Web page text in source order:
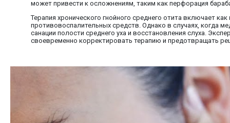
может привести к осложнениям, таким как перфорация
Терапия хронического гнойного среднего отита включает
противовоспалительных средств. Однако в случаях, когда
санации полости среднего уха и восстановления слуха.
своевременно корректировать терапию и предотвращать